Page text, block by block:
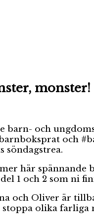
monster!
barn- och
och
söndagstrea.
här spännande
1 och 2 som ni
och Oliver är
olika farliga